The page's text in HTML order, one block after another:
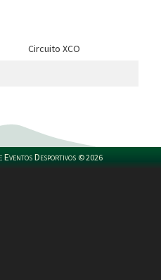
Circuito XCO
Eventos Desportivos ©2026